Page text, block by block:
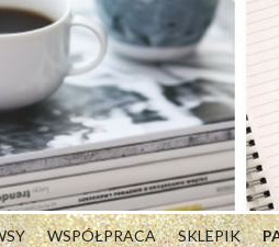
WSPÓŁPRACA SKLEPIK